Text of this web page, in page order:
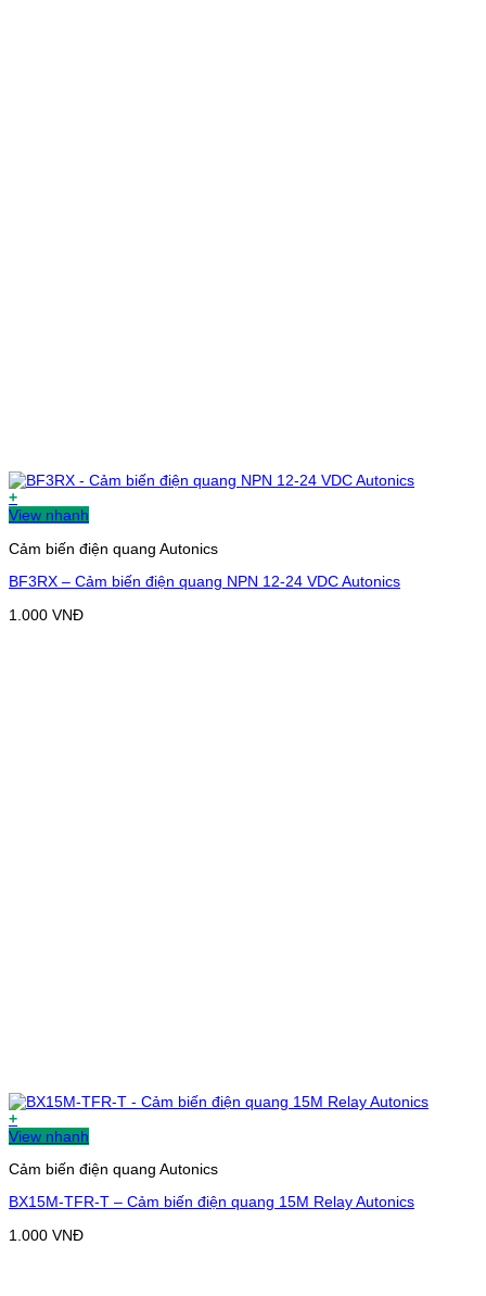
+
View nhanh
Cảm biến điện quang Autonics
BF3RX – Cảm biến điện quang NPN 12-24 VDC Autonics
1.000 VNĐ
+
View nhanh
Cảm biến điện quang Autonics
BX15M-TFR-T – Cảm biến điện quang 15M Relay Autonics
1.000 VNĐ